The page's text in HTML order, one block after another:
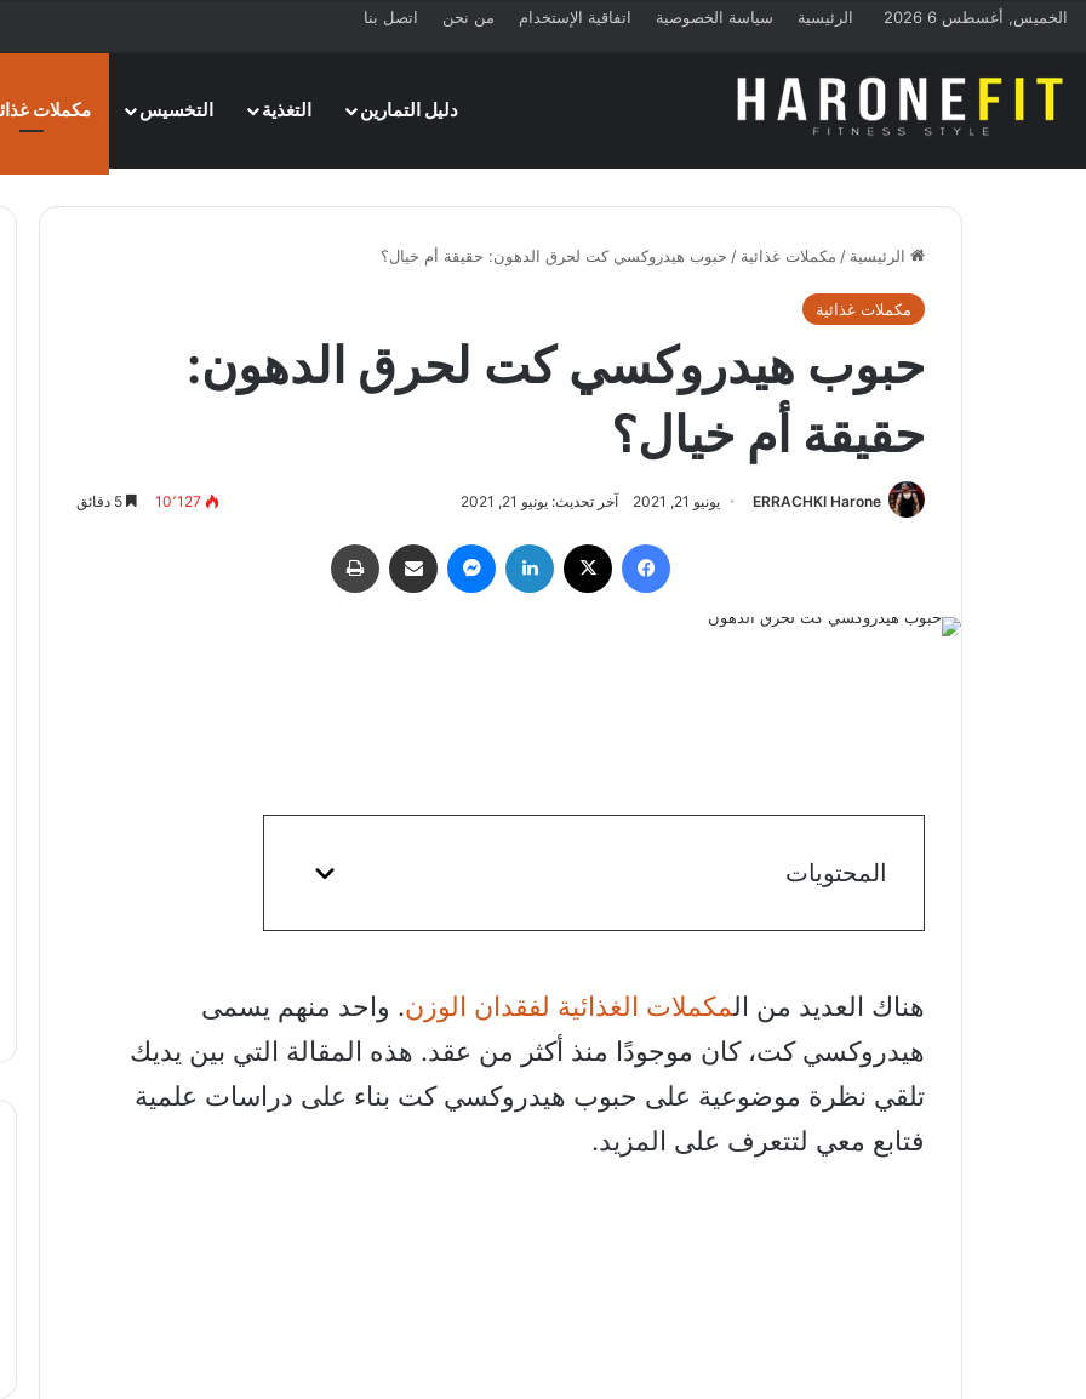
الخميس, أغسطس 6 2026 الرئيسية سياسة الخصوصية اتفاقية الإستخدام من نحن اتصل بنا
دليل التمارين
التغذية التخسيس مكملات
الرئيسية / مكملات غذائية / حبوب هيدروكسي كت لحرق الدهون: حقيقة أم خيال؟
مكملات غذائية
حبوب هيدروكسي كت لحرق الدهون:
حقيقة أم خيال؟
ERRACHKI Harone يونيو 21, 2021 آخر تحديث: يونيو 21, 2021 10٬127
فيسبوك لينكدإن ماسنجر مشاركة عبر البريد
المحتويات
هناك العديد من المكملات الغذائية لفقدان الوزن. واحد منهم يسمى
هيدروكسي كت، كان موجودًا منذ أكثر من عقد. هذه المقالة التي بين يديك
تلقي نظرة موضوعية على حبوب هيدروكسي كت بناء على دراسات علمية
فتابع معي لتتعرف على المزيد.